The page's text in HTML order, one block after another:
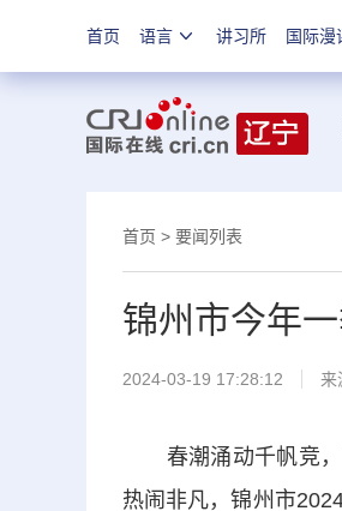
首页 语言 讲习所 国际漫
首页 > 要闻列表
锦州市今年
2024-03-19 17:28:12 来
春潮涌动千帆竞，
热闹非凡，锦州市